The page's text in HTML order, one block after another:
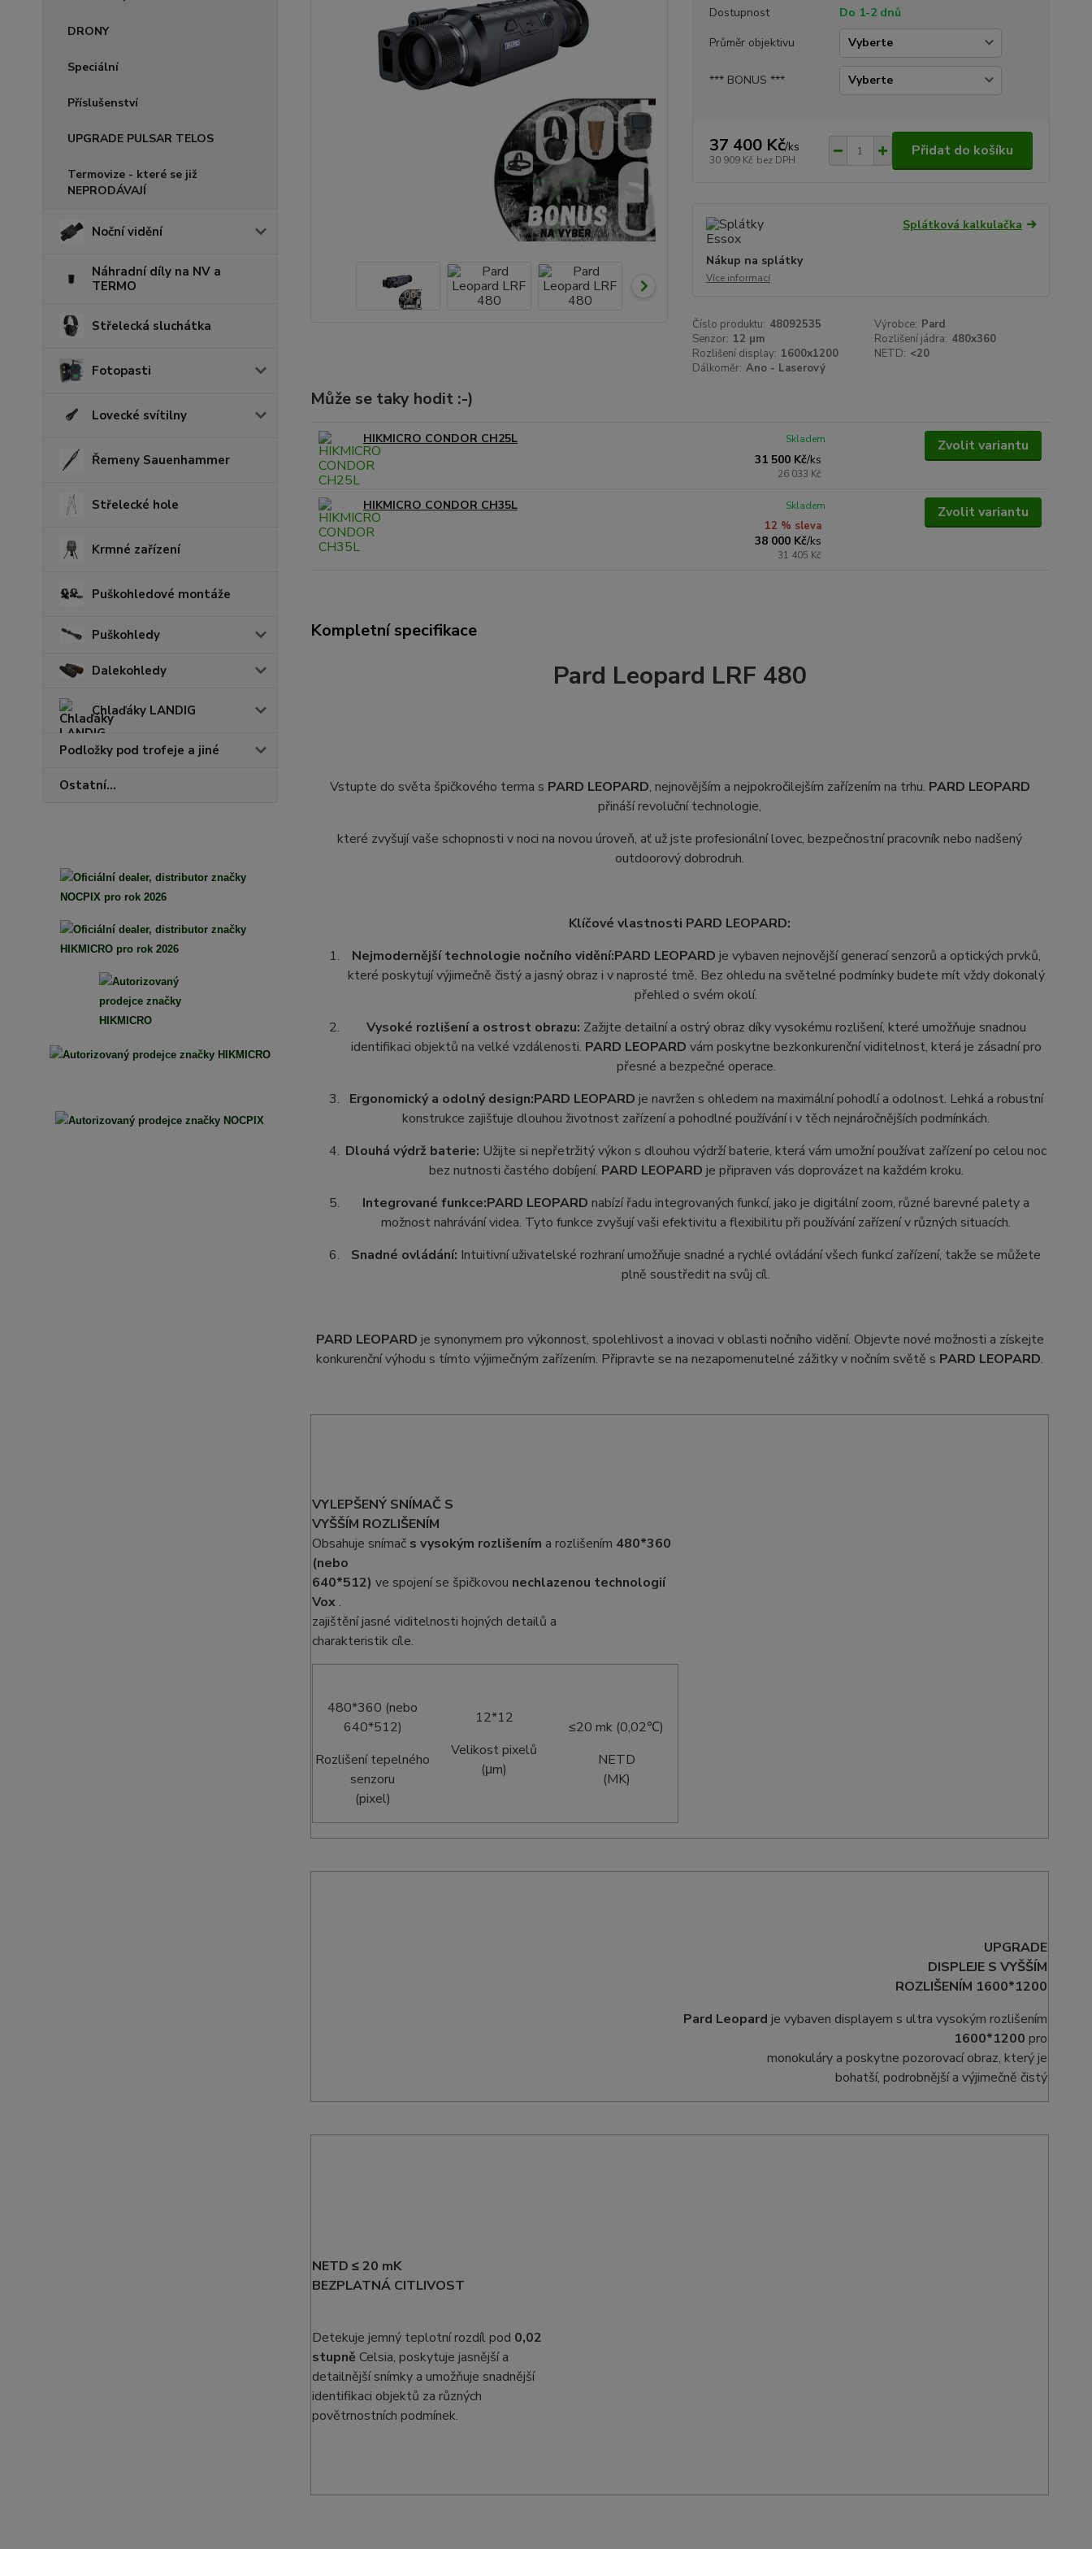
DRONY
Speciální
Příslušenství
UPGRADE PULSAR TELOS
Termovize - které se již
NEPRODÁVAJÍ
Noční vidění
Náhradní díly na NV a
TERMO
Střelecká sluchátka
Fotopasti
Lovecké svítilny
Řemeny Sauenhammer
Střelecké hole
Krmné zařízení
Puškohledové montáže
Puškohledy
Dalekohledy
Chlaďáky LANDIG
Podložky pod trofeje a jiné
Ostatní...
Dostupnost
Do 1-2 dnů
Průměr objektivu
*** BONUS ***
37 400 Kč/ks
30 909 Kč bez DPH
Přidat do košíku
Splátková kalkulačka
Nákup na splátky
Více informací
Číslo produktu: 48092535 Výrobce: Pard
Senzor: 12 µm Rozlišení jádra: 480x360
Rozlišení display: 1600x1200 NETD: <20
Dálkoměr: Ano - Laserový
Může se taky hodit :-)
HIKMICRO CONDOR CH25L
31 500 Kč/ks
26 033 Kč
Skladem Zvolit variantu
HIKMICRO CONDOR CH35L
12 % sleva
38 000 Kč/ks
31 405 Kč
Skladem Zvolit variantu
Kompletní specifikace
Pard Leopard LRF 480
Vstupte do světa špičkového terma s PARD LEOPARD, nejnovějším a nejpokročilejším zařízením na trhu. PARD LEOPARD
přináší revoluční technologie,
které zvyšují vaše schopnosti v noci na novou úroveň, ať už jste profesionální lovec, bezpečnostní pracovník nebo nadšený
outdoorový dobrodruh.
Klíčové vlastnosti PARD LEOPARD:
Nejmodernější technologie nočního vidění:PARD LEOPARD je vybaven nejnovější generací senzorů a optických prvků,
které poskytují výjimečně čistý a jasný obraz i v naprosté tmě. Bez ohledu na světelné podmínky budete mít vždy dokonalý
přehled o svém okolí.
Vysoké rozlišení a ostrost obrazu: Zažijte detailní a ostrý obraz díky vysokému rozlišení, které umožňuje snadnou
identifikaci objektů na velké vzdálenosti. PARD LEOPARD vám poskytne bezkonkurenční viditelnost, která je zásadní pro
přesné a bezpečné operace.
Ergonomický a odolný design:PARD LEOPARD je navržen s ohledem na maximální pohodlí a odolnost. Lehká a robustní
konstrukce zajišťuje dlouhou životnost zařízení a pohodlné používání i v těch nejnáročnějších podmínkách.
Dlouhá výdrž baterie: Užijte si nepřetržitý výkon s dlouhou výdrží baterie, která vám umožní používat zařízení po celou noc
bez nutnosti častého dobíjení. PARD LEOPARD je připraven vás doprovázet na každém kroku.
Integrované funkce:PARD LEOPARD nabízí řadu integrovaných funkcí, jako je digitální zoom, různé barevné palety a
možnost nahrávání videa. Tyto funkce zvyšují vaši efektivitu a flexibilitu při používání zařízení v různých situacích.
Snadné ovládání: Intuitivní uživatelské rozhraní umožňuje snadné a rychlé ovládání všech funkcí zařízení, takže se můžete
plně soustředit na svůj cíl.
PARD LEOPARD je synonymem pro výkonnost, spolehlivost a inovaci v oblasti nočního vidění. Objevte nové možnosti a získejte
konkurenční výhodu s tímto výjimečným zařízením. Připravte se na nezapomenutelné zážitky v nočním světě s PARD LEOPARD.
VYLEPŠENÝ SNÍMAČ S
VYŠŠÍM ROZLIŠENÍM
Obsahuje snímač s vysokým rozlišením a rozlišením 480*360
(nebo
640*512) ve spojení se špičkovou nechlazenou technologií
Vox.
zajištění jasné viditelnosti hojných detailů a
charakteristik cíle.
480*360 (nebo
640*512)
Rozlišení tepelného
senzoru
(pixel)
12*12
Velikost pixelů
(μm)
≤20 mk (0,02℃)
NETD
(MK)
UPGRADE
DISPLEJE S VYŠŠÍM
ROZLIŠENÍM 1600*1200
Pard Leopard je vybaven displayem s ultra vysokým rozlišením
1600*1200 pro
monokuláry a poskytne pozorovací obraz, který je
bohatší, podrobnější a výjimečně čistý
NETD ≤20 mK
BEZPLATNÁ CITLIVOST
Detekuje jemný teplotní rozdíl pod 0,02
stupně Celsia, poskytuje jasnější a
detailnější snímky a umožňuje snadnější
identifikaci objektů za různých
povětrnostních podmínek.